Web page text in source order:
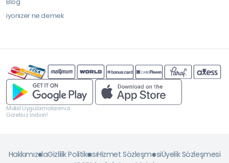
Blog
iyonizer ne demek
Mobil Uygulamalarımızı
Ücretsiz İndirin!
HakkımızdaGizlilik PolitikasıHizmet SözleşmesiÜyelik Sözleşmesi